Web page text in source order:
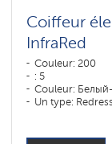
Coiffeur
InfraRed
Couleur: 200
: 5
Couleur:
Un type: